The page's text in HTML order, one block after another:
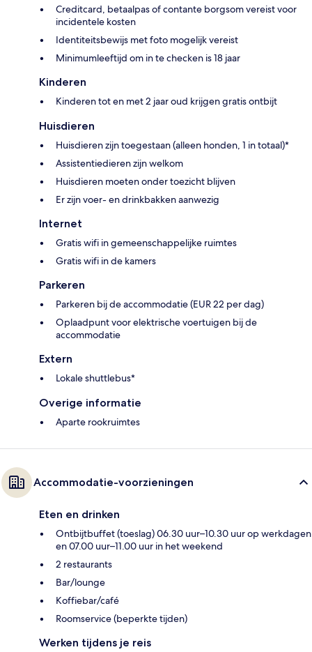
Creditcard, betaalpas of contante borgsom vereist voor
incidentele kosten
Identiteitsbewijs met foto mogelijk vereist
Minimumleeftijd om in te checken is 18 jaar
Kinderen
Kinderen tot en met 2 jaar oud krijgen gratis ontbijt
Huisdieren
Huisdieren zijn toegestaan (alleen honden, 1 in totaal)*
Assistentiedieren zijn welkom
Huisdieren moeten onder toezicht blijven
Er zijn voer- en drinkbakken aanwezig
Internet
Gratis wifi in gemeenschappelijke ruimtes
Gratis wifi in de kamers
Parkeren
Parkeren bij de accommodatie (EUR 22 per dag)
Oplaadpunt voor elektrische voertuigen bij de
accommodatie
Extern
Lokale shuttlebus*
Overige informatie
Aparte rookruimtes
Accommodatie-voorzieningen
Eten en drinken
Ontbijtbuffet (toeslag) 06.30 uur–10.30 uur op werkdagen
en 07.00 uur–11.00 uur in het weekend
2 restaurants
Bar/lounge
Koffiebar/café
Roomservice (beperkte tijden)
Werken tijdens je reis